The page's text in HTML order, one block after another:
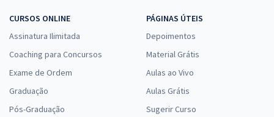
CURSOS ONLINE
Assinatura Ilimitada
Coaching para Concursos
Exame de Ordem
Graduação
Pós-Graduação
PÁGINAS ÚTEIS
Depoimentos
Material Grátis
Aulas ao Vivo
Aulas Grátis
Sugerir Curso